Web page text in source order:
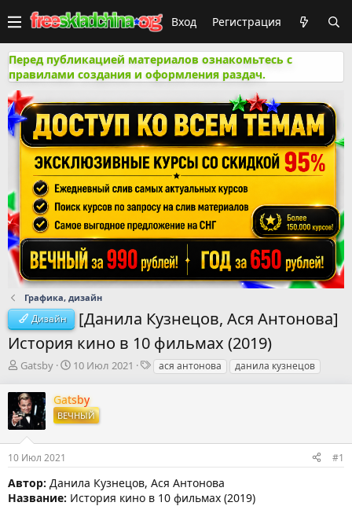
Вход Регистрация
Перед публикацией материалов ознакомьтесь с
правилами создания и оформления раздач.
Графика, дизайн
Дизайн
[Данила Кузнецов, Ася Антонова]
История кино в 10 фильмах (2019)
А
т
о
р
м
ы
Gatsby
Д
т
а
н
а
л
а
10 Июл 2021
Тася антонова данила кузнецов
Gatsby
ВЕЧНЫЙ
10 Июл 2021 #1
Автор: Данила Кузнецов, Ася Антонова
Название: История кино в 10 фильмах (2019)